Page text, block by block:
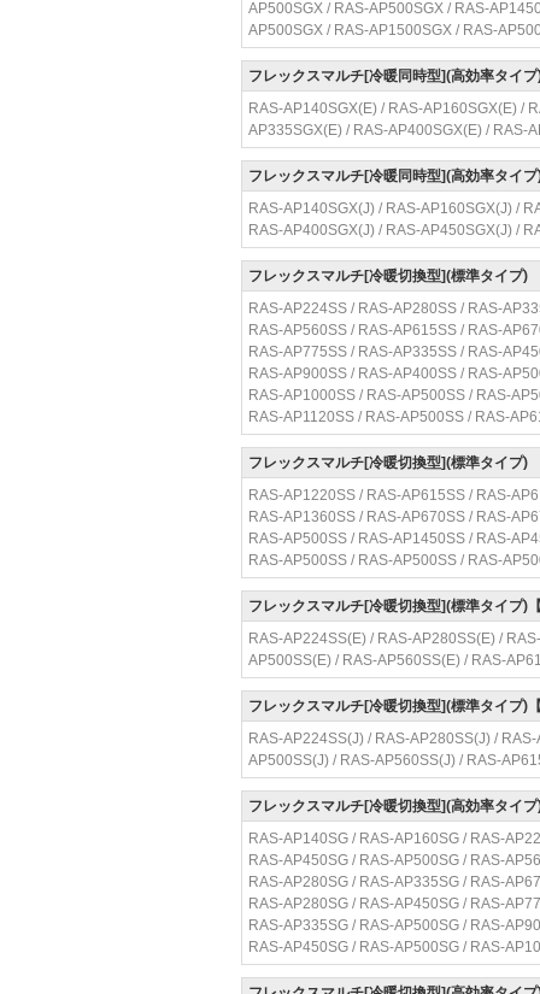
AP500SGX / RAS-AP500SGX / RAS-
AP500SGX / RAS-AP1500SGX / RAS-
フレックスマルチ[冷暖同時型](高効率タイ
RAS-AP140SGX(E) / RAS-AP160SGX(E) /
AP335SGX(E) / RAS-AP400SGX(E) / RAS-
フレックスマルチ[冷暖同時型](高効率タイ
RAS-AP140SGX(J) / RAS-AP160SGX(J) /
RAS-AP400SGX(J) / RAS-AP450SGX(J) /
フレックスマルチ[冷暖切換型](標準タイプ)
RAS-AP224SS / RAS-AP280SS / RAS-
RAS-AP560SS / RAS-AP615SS / RAS-
RAS-AP775SS / RAS-AP335SS / RAS-
RAS-AP900SS / RAS-AP400SS / RAS-
RAS-AP1000SS / RAS-AP500SS / RAS-
RAS-AP1120SS / RAS-AP500SS / RAS-
フレックスマルチ[冷暖切換型](標準タイプ)
RAS-AP1220SS / RAS-AP615SS / RAS-
RAS-AP1360SS / RAS-AP670SS / RAS-
RAS-AP500SS / RAS-AP1450SS / RAS-
RAS-AP500SS / RAS-AP500SS / RAS-
フレックスマルチ[冷暖切換型](標準タイプ)
RAS-AP224SS(E) / RAS-AP280SS(E) /
AP500SS(E) / RAS-AP560SS(E) / RAS-
フレックスマルチ[冷暖切換型](標準タイプ)
RAS-AP224SS(J) / RAS-AP280SS(J) /
AP500SS(J) / RAS-AP560SS(J) / RAS-
フレックスマルチ[冷暖切換型](高効率タイプ
RAS-AP140SG / RAS-AP160SG / RAS-
RAS-AP450SG / RAS-AP500SG / RAS-
RAS-AP280SG / RAS-AP335SG / RAS-
RAS-AP280SG / RAS-AP450SG / RAS-
RAS-AP335SG / RAS-AP500SG / RAS-
RAS-AP450SG / RAS-AP500SG / RAS-